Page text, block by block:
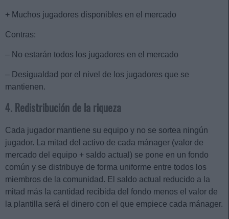
+ Muchos jugadores disponibles en el mercado
Contras:
– No estarán todos los jugadores en el mercado
– Desigualdad por el nivel de los jugadores que se
mantienen.
4. Redistribución de la riqueza
Cada jugador mantiene su equipo y no se sortea ningún
jugador. La mitad del activo de cada mánager (valor de
mercado del equipo + saldo actual) se pone en un fondo
común y se distribuye de forma uniforme entre todos los
miembros de la comunidad. El saldo actual reducido a la
mitad más la cantidad recibida del fondo menos el valor de
la plantilla será el dinero con el que empiece cada mánager.